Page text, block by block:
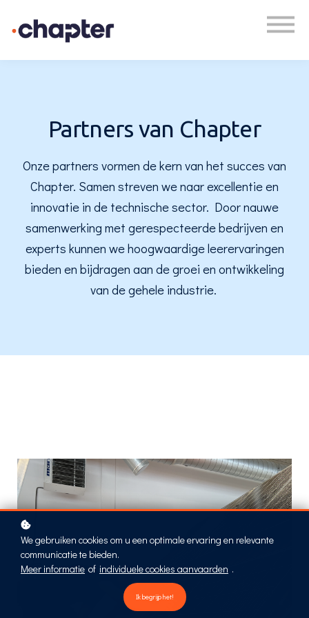
Plan een gesprek
Partners van Chapter
Onze partners vormen de kern van het succes van
Chapter. Samen streven we naar excellentie en
innovatie in de technische sector. Door nauwe
samenwerking met gerespecteerde bedrijven en
experts kunnen we hoogwaardige leerervaringen
bieden en bijdragen aan de groei en ontwikkeling
van de gehele industrie.
We gebruiken cookies om u een optimale ervaring en relevante
communicatie te bieden.
Meer informatie of individuele cookies aanvaarden .
Ik begrijp het!